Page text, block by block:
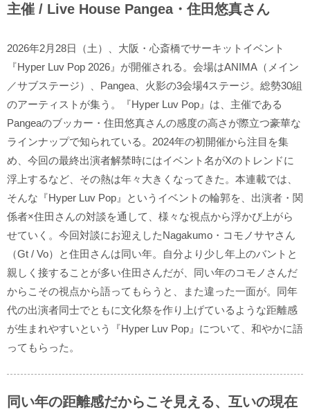
主催 / Live House Pangea・住田悠真さん
2026年2月28日（土）、大阪・心斎橋でサーキットイベント
『Hyper Luv Pop 2026』が開催される。会場はANIMA（メイン
／サブステージ）、Pangea、火影の3会場4ステージ。総勢30組
のアーティストが集う。『Hyper Luv Pop』は、主催である
Pangeaのブッカー・住田悠真さんの感度の高さが際立つ豪華な
ラインナップで知られている。2024年の初開催から注目を集
め、今回の最終出演者解禁時にはイベント名がXのトレンドに
浮上するなど、その熱は年々大きくなってきた。本連載では、
そんな『Hyper Luv Pop』というイベントの輪郭を、出演者・関
係者×住田さんの対談を通して、様々な視点から浮かび上がら
せていく。今回対談にお迎えしたNagakumo・コモノサヤさん
（Gt / Vo）と住田さんは同い年。自分より少し年上のバントと
親しく接することが多い住田さんだが、同い年のコモノさんだ
からこその視点から語ってもらうと、また違った一面が。同年
代の出演者同士でともに文化祭を作り上げているような距離感
が生まれやすいという『Hyper Luv Pop』について、和やかに語
ってもらった。
同い年の距離感だからこそ見える、互いの現在